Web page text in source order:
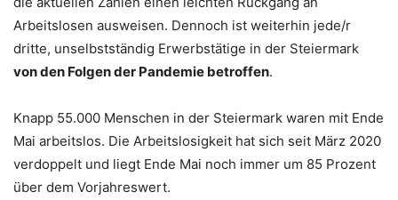
Arbeitslosen ausweisen. Dennoch ist weiterhin jede/r
dritte, unselbstständig Erwerbstätige in der Steiermark
von den Folgen der Pandemie betroffen.
Knapp 55.000 Menschen in der Steiermark waren mit Ende
Mai arbeitslos. Die Arbeitslosigkeit hat sich seit März 2020
verdoppelt und liegt Ende Mai noch immer um 85 Prozent
über dem Vorjahreswert.